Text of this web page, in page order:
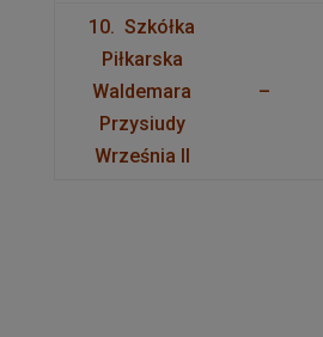
10. Szkółka
Piłkarska
Waldemara
Przysiudy
Września II
–